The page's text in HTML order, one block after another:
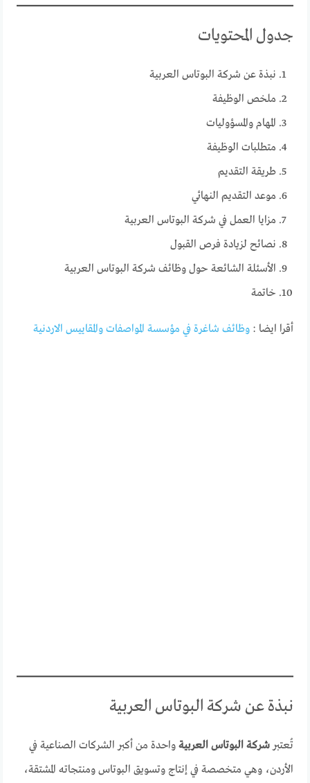
جدول المحتويات
نبذة عن شركة البوتاس العربية
ملخص الوظيفة
المهام والمسؤوليات
متطلبات الوظيفة
طريقة التقديم
موعد التقديم النهائي
مزايا العمل في شركة البوتاس العربية
نصائح لزيادة فرص القبول
الأسئلة الشائعة حول وظائف شركة البوتاس العربية
خاتمة
أقرا ايضا :وظائف شاغرة في مؤسسة المواصفات والمقاييس الاردنية
نبذة عن شركة البوتاس العربية
تُعتبرشركة البوتاس العربية واحدة من أكبر الشركات الصناعية في
الأردن، وهي متخصصة في إنتاج وتسويق البوتاس ومنتجاته المشتقة،